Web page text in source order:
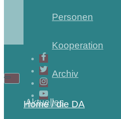
Personen
Kooperation
Archiv
Aktuelles
Home / die DA